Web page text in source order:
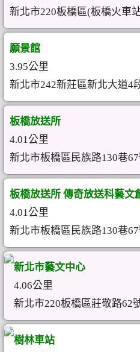
新北市220板橋區(板橋火車
願景館
3.95公里
新北市242新莊區新北大道4
板橋放送所
4.01公里
新北市板橋區民族路130巷
板橋放送所 傳奇放送科藝文
4.01公里
新北市板橋區民族路130巷
新北市藝文中心
4.06公里
新北市220板橋區莊敬路62
樹林車站